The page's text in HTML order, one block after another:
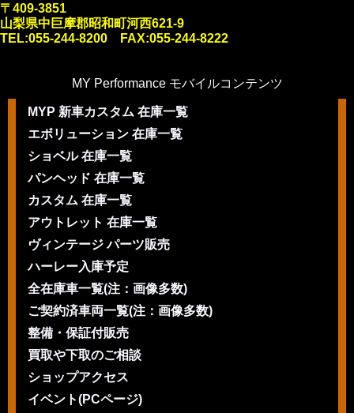
〒409-3851
山梨県中巨摩郡昭和町河西621-9
TEL:055-244-8200 FAX:055-244-8222
MY Performance モバイルコンテンツ
MYP 新車カスタム 在庫一覧
エボリューション 在庫一覧
ショベル 在庫一覧
パンヘッド 在庫一覧
カスタム 在庫一覧
アウトレット 在庫一覧
ヴィンテージ パーツ販売
ハーレー入庫予定
全在庫車一覧(注：画像多数)
ご契約済車両一覧(注：画像多数)
整備・保証付販売
買取や下取のご相談
ショップアクセス
イベント(PCページ)